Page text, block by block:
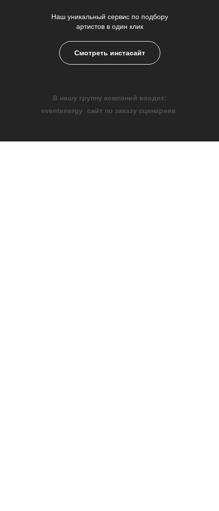
Наш уникальный сервис по подбору
артистов в один клик
Смотреть инстасайт
В нашу группу компаний входит:
eventenergy
сайт по заказу сценариев